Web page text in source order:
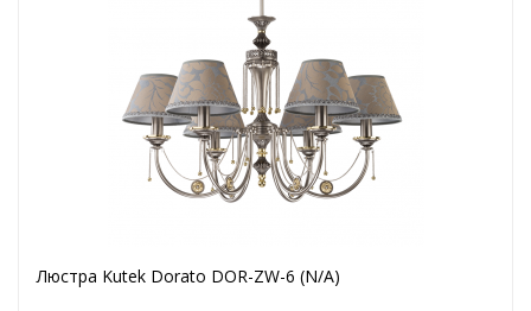
Люстра Kutek Dorato DOR-ZW-6 (N/A)